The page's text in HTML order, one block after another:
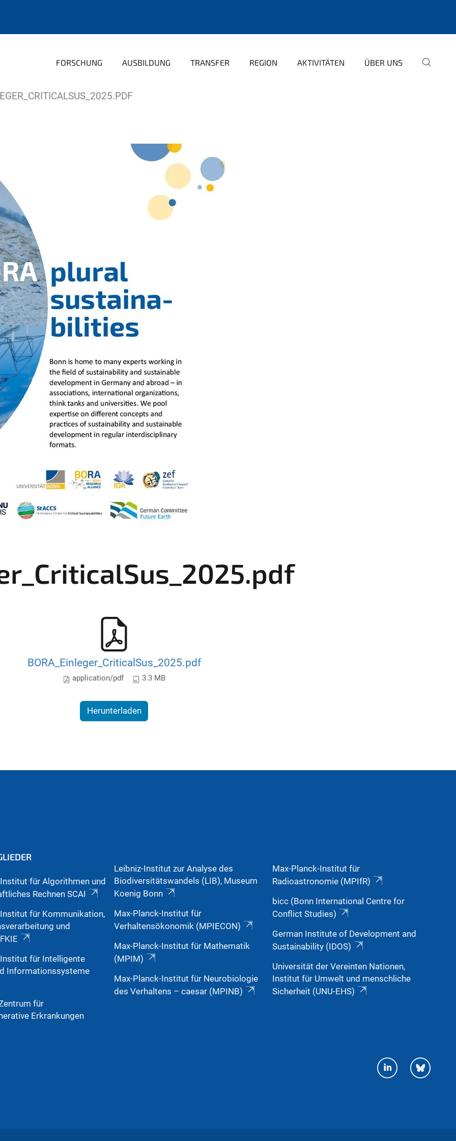
FORSCHUNG AUSBILDUNG TRANSFER REGION AKTIVITÄTEN ÜBER UNS
BORA_Einleger_CriticalSus_2025.pdf
application/pdf 3.3 MB
Herunterladen
für Algorithmen und
Rechnen SCAI
für Kommunikation,
und
für Intelligente
Informationssysteme
für
Erkrankungen
Leibniz-Institut zur Analyse des
Biodiversitätswandels (LIB), Museum
Koenig Bonn
Max-Planck-Institut für
Verhaltensökonomik (MPIECON)
Max-Planck-Institut für Mathematik
(MPIM)
Max-Planck-Institut für Neurobiologie
des Verhaltens – caesar (MPINB)
Max-Planck-Institut für
Radioastronomie (MPIfR)
bicc (Bonn International Centre for
Conflict Studies)
German Institute of Development and
Sustainability (IDOS)
Universität der Vereinten Nationen,
Institut für Umwelt und menschliche
Sicherheit (UNU-EHS)